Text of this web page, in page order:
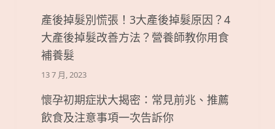
產後掉髮別慌張！3大產後掉髮原因？4
大產後掉髮改善方法？營養師教你用食
補養髮
13 7 月, 2023
懷孕初期症狀大揭密：常見前兆、推薦
飲食及注意事項一次告訴你